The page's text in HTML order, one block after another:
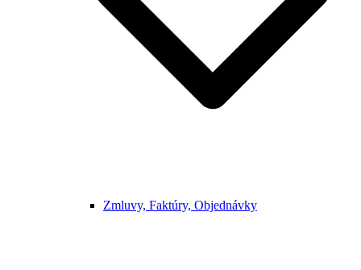
Zmluvy, Faktúry, Objednávky